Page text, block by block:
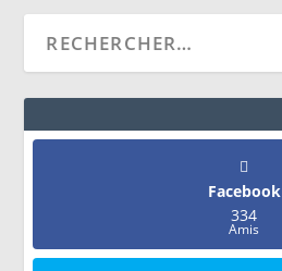
Facebook
334
Amis